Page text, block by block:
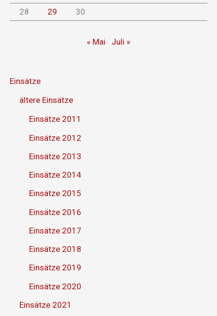
28
29 30
« Mai Juli »
Einsätze
ältere Einsätze
Einsätze 2011
Einsätze 2012
Einsätze 2013
Einsätze 2014
Einsätze 2015
Einsätze 2016
Einsätze 2017
Einsätze 2018
Einsätze 2019
Einsätze 2020
Einsätze 2021